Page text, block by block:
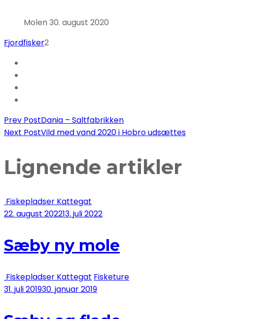
Molen 30. august 2020
Fjordfisker2
Post
Prev PostDania – Saltfabrikken
Next PostVild med vand 2020 i Hobro udsættes
Lignende artikler
Fiskepladser Kattegat
22. august 202213. juli 2022
Sæby ny mole
Fiskepladser Kattegat Fisketure
31. juli 201930. januar 2019